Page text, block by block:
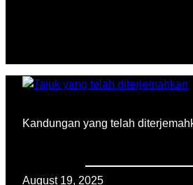
Kandungan yang telah
August 19, 2025